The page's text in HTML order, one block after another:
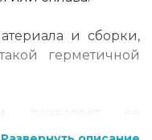
и сборки,
герметичной
и при любых